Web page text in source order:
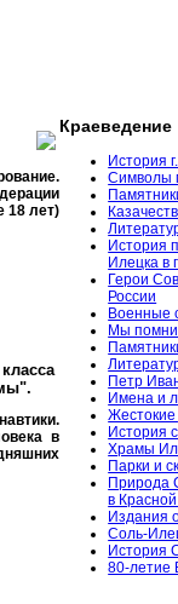
18 лет)
в
Краеведение
История
Символы
История
Илецка в
Герои
России
Военные
Мы
Петр
Имена и
Жестокие
История
Храмы
Парки и
Природа
в
Издания
Соль-
История
80-летие